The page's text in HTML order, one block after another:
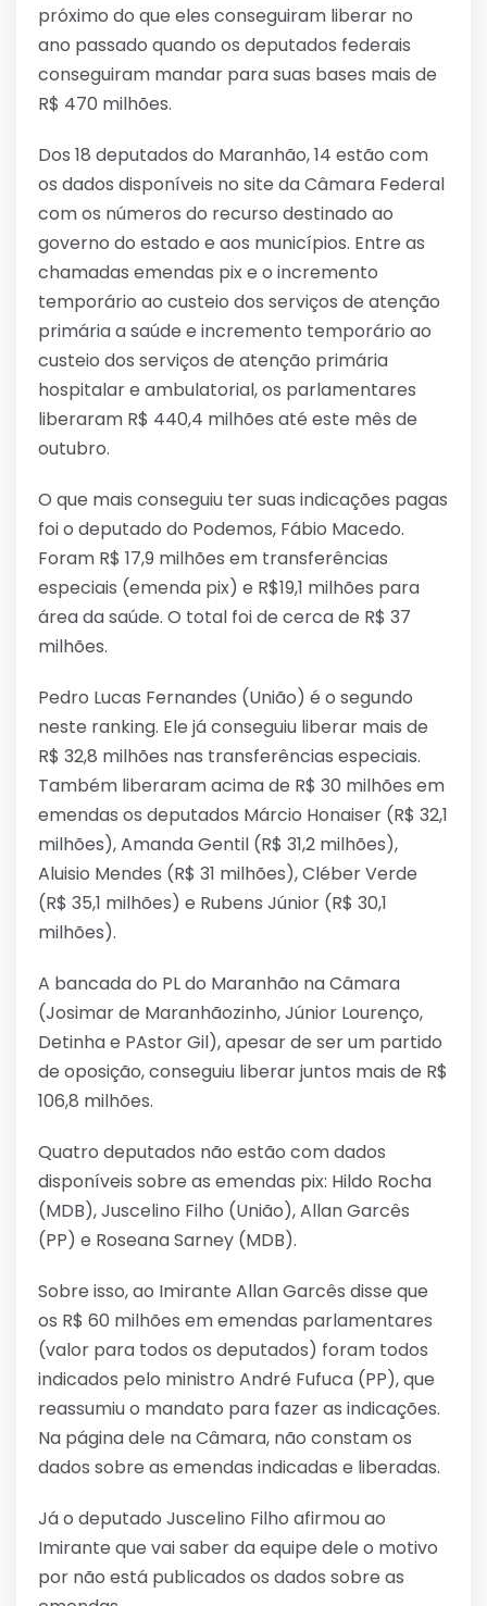
próximo do que eles conseguiram liberar no
ano passado quando os deputados federais
conseguiram mandar para suas bases mais de
R$ 470 milhões.
Dos 18 deputados do Maranhão, 14 estão com
os dados disponíveis no site da Câmara Federal
com os números do recurso destinado ao
governo do estado e aos municípios. Entre as
chamadas emendas pix e o incremento
temporário ao custeio dos serviços de atenção
primária a saúde e incremento temporário ao
custeio dos serviços de atenção primária
hospitalar e ambulatorial, os parlamentares
liberaram R$ 440,4 milhões até este mês de
outubro.
O que mais conseguiu ter suas indicações pagas
foi o deputado do Podemos, Fábio Macedo.
Foram R$ 17,9 milhões em transferências
especiais (emenda pix) e R$19,1 milhões para
área da saúde. O total foi de cerca de R$ 37
milhões.
Pedro Lucas Fernandes (União) é o segundo
neste ranking. Ele já conseguiu liberar mais de
R$ 32,8 milhões nas transferências especiais.
Também liberaram acima de R$ 30 milhões em
emendas os deputados Márcio Honaiser (R$ 32,1
milhões), Amanda Gentil (R$ 31,2 milhões),
Aluisio Mendes (R$ 31 milhões), Cléber Verde
(R$ 35,1 milhões) e Rubens Júnior (R$ 30,1
milhões).
A bancada do PL do Maranhão na Câmara
(Josimar de Maranhãozinho, Júnior Lourenço,
Detinha e PAstor Gil), apesar de ser um partido
de oposição, conseguiu liberar juntos mais de R$
106,8 milhões.
Quatro deputados não estão com dados
disponíveis sobre as emendas pix: Hildo Rocha
(MDB), Juscelino Filho (União), Allan Garcês
(PP) e Roseana Sarney (MDB).
Sobre isso, ao Imirante Allan Garcês disse que
os R$ 60 milhões em emendas parlamentares
(valor para todos os deputados) foram todos
indicados pelo ministro André Fufuca (PP), que
reassumiu o mandato para fazer as indicações.
Na página dele na Câmara, não constam os
dados sobre as emendas indicadas e liberadas.
Já o deputado Juscelino Filho afirmou ao
Imirante que vai saber da equipe dele o motivo
por não está publicados os dados sobre as